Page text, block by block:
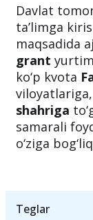
Davlat
ta’limga
maqsadida
grant
ko‘p kvota
shahriga
samarali
o‘ziga
Teglar